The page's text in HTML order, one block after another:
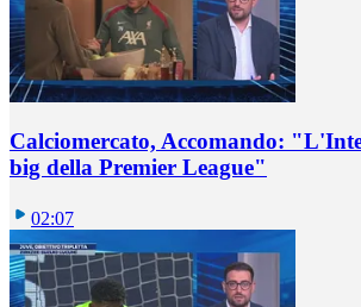
Calciomercato, Accomando:
big della Premier League"
02:07